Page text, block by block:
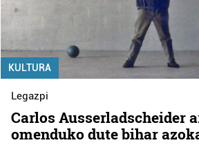
KULTURA
Legazpi
Carlos Ausserladscheider
omenduko dute bihar